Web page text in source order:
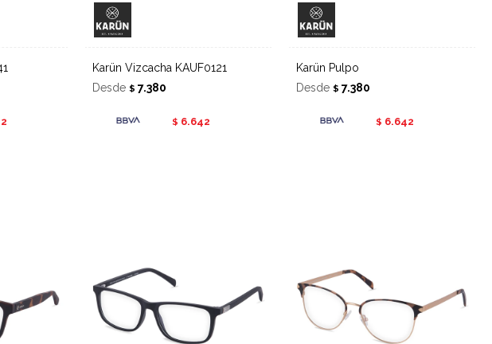
Karün Vizcacha KAUF0121
Desde$ 7.380
$ 6.642
Karün Pulpo
Desde$ 7.380
$ 6.642